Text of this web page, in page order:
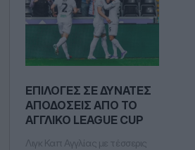
ΕΠΙΛΟΓΈΣ ΣΕ ΔΥΝΑΤΈΣ
ΑΠΟΔΌΣΕΙΣ ΑΠΌ ΤΟ
ΑΓΓΛΙΚΌ LEAGUE CUP
Λιγκ Καπ Αγγλίας με τέσσερις